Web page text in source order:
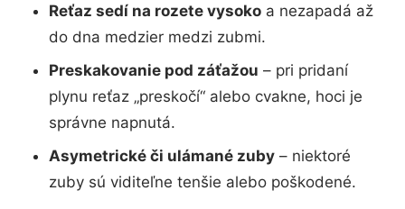
Reťaz sedí na rozete vysoko a nezapadá až
do dna medzier medzi zubmi.
Preskakovanie pod záťažou – pri pridaní
plynu reťaz „preskočí“ alebo cvakne, hoci je
správne napnutá.
Asymetrické či ulámané zuby – niektoré
zuby sú viditeľne tenšie alebo poškodené.